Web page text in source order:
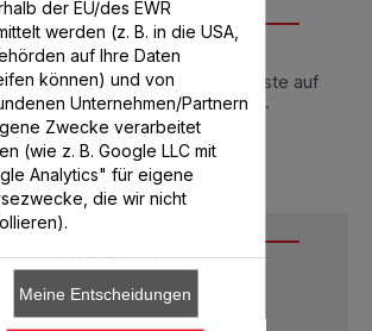
Tipps
eine südamerikanische Würzpaste auf
Cayenne-Pfeffer und Kräutern.
Service
Garantie
der EU/des EWR
werden (z. B. in die USA,
auf Ihre Daten
können) und von
Unternehmen/Partnern
Zwecke verarbeitet
(wie z. B. Google LLC mit
Analytics" für eigene
die wir nicht
Meine Entscheidungen